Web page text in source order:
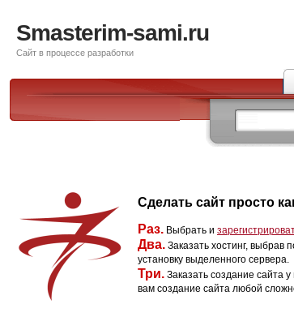
Smasterim-sami.ru
Сайт в процессе разработки
Сделать сайт просто
Раз. Выбрать и
Два. Заказать хостинг,
установку выделенного сервера.
Три. Заказать создание сайта
вам создание сайта любой